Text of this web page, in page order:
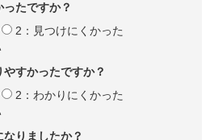
たですか？
2：見つけにくかった
すかったですか？
2：わかりにくかった
りましたか？